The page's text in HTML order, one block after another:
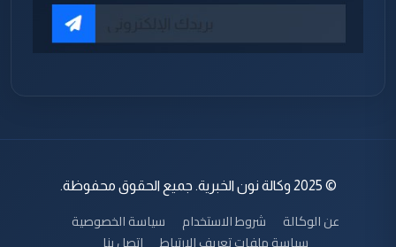
© 2025 وكالة نون الخبرية. جميع الحقوق محفوظة.
عن الوكالة شروط الاستخدام
سياسة الخصوصية